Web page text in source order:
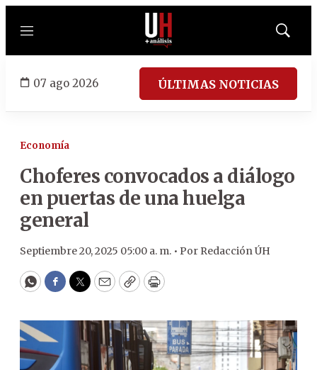
Menú
Mostrar
07 ago 2026 ÚLTIMAS NOTICIAS
Economía
Choferes convocados a diálogo
en puertas de una huelga
general
Septiembre 20, 2025 05:00 a. m. • Por Redacción ÚH
WhatsApp
Facebook
Twitter
EmailCopyPrint